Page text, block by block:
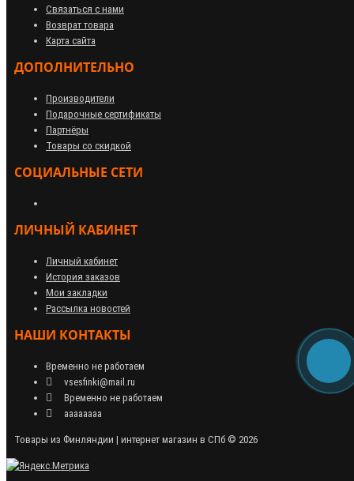
Связаться с нами
Возврат товара
Карта сайта
ДОПОЛНИТЕЛЬНО
Производители
Подарочные сертификаты
Партнёры
Товары со скидкой
СОЦИАЛЬНЫЕ СЕТИ
ЛИЧНЫЙ КАБИНЕТ
Личный кабинет
История заказов
Мои закладки
Рассылка новостей
НАШИ КОНТАКТЫ
Временно не работаем
vsesfinki@mail.ru
Временно не работаем
аааааааа
Товары из Финляндии | интернет магазин в СПб © 2026